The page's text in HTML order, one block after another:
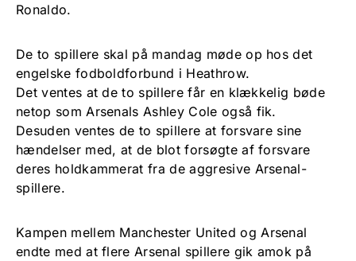
Ronaldo.
De to spillere skal på mandag møde op hos det
engelske fodboldforbund i Heathrow.
Det ventes at de to spillere får en klækkelig bøde
netop som Arsenals Ashley Cole også fik.
Desuden ventes de to spillere at forsvare sine
hændelser med, at de blot forsøgte af forsvare
deres holdkammerat fra de aggresive Arsenal-
spillere.
Kampen mellem Manchester United og Arsenal
endte med at flere Arsenal spillere gik amok på